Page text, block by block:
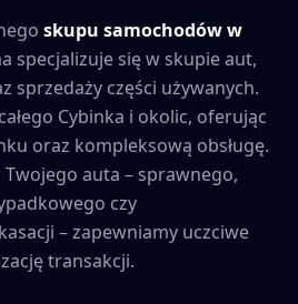
skupu samochodów w
specjalizuje się w skupie aut,
sprzedaży części używanych.
Cybinka i okolic, oferując
oraz kompleksową obsługę.
auta – sprawnego,
czy
– zapewniamy uczciwe
transakcji.